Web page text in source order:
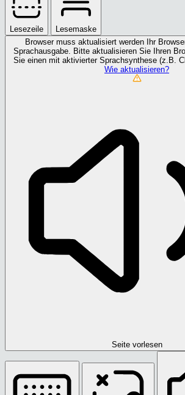
Lesezeile
Lesemaske
Browser muss aktualisiert werden
Ihr
Sprachausgabe. Bitte aktualisieren Sie Ihren
Sie einen mit aktivierter Sprachsynthese (z.B.
Wie aktualisieren?
Seite vorlesen